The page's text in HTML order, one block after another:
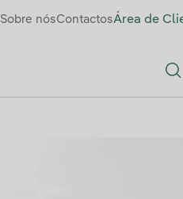
Sobre nósContactosÁrea de